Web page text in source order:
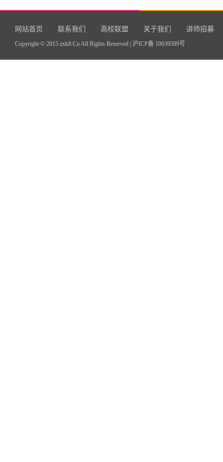
网站首页 联系我们 高校联盟 关于我们 讲师招募
Copyright © 2015 zxk8.Cn All Rights Reserved | 沪ICP备 10039589号